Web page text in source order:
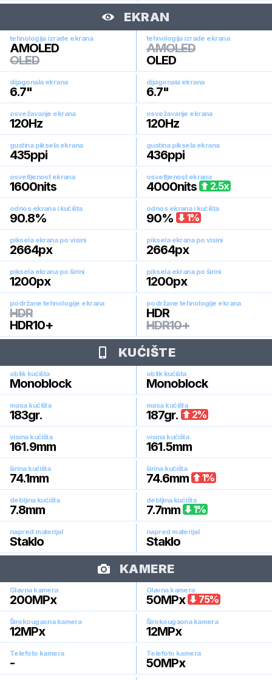
EKRAN
tehnologija izrade ekrana
AMOLED
OLED
tehnologija izrade ekrana
AMOLED
OLED
dijagonala ekrana
6.7"
dijagonala ekrana
6.7"
osvežavanje ekrana
120Hz
osvežavanje ekrana
120Hz
gustina piksela ekrana
435ppi
gustina piksela ekrana
436ppi
osvetljenost ekrana
1600nits
osvetljenost ekrana
4000nits 2.5x
odnos ekrana i kućišta
90.8%
odnos ekrana i kućišta
90% 1%
piksela ekrana po visini
2664px
piksela ekrana po visini
2664px
piksela ekrana po širini
1200px
piksela ekrana po širini
1200px
podržane tehnologije ekrana
HDR
HDR10+
podržane tehnologije ekrana
HDR
HDR10+
KUĆIŠTE
oblik kućišta
Monoblock
oblik kućišta
Monoblock
masa kućišta
183gr.
masa kućišta
187gr. 2%
visina kućišta
161.9mm
visina kućišta
161.5mm
širina kućišta
74.1mm
širina kućišta
74.6mm 1%
debljina kućišta
7.8mm
debljina kućišta
7.7mm 1%
napred materijal
Staklo
napred materijal
Staklo
KAMERE
Glavna kamera
200MPx
Glavna kamera
50MPx 75%
Širokougaona kamera
12MPx
Širokougaona kamera
12MPx
Telefoto kamera
-
Telefoto kamera
50MPx